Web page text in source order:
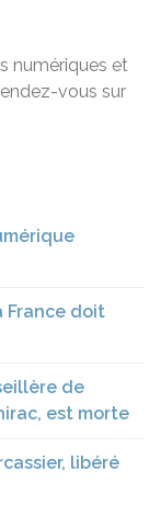
numériques et
vous sur
France doit
de
est morte
libéré